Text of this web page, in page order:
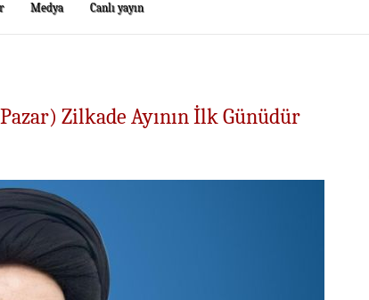
Medya Canlı yayın
Zilkade Ayının İlk Günüdür